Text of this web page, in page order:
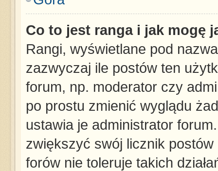
Co to jest ranga i jak mogę
Rangi, wyświetlane pod
zazwyczaj ile postów ten
forum, np. moderator czy
po prostu zmienić wyglądu
ustawia je administrator
zwiększyć swój licznik
forów nie toleruje takich